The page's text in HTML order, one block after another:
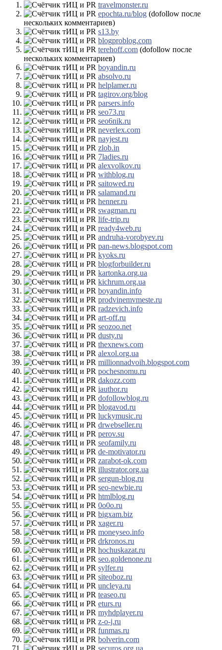
travelmonster.ru
epochta.ru/blog (dofollow после
нескольких комментариев)
s13.by
blogproblog.com
terehoff.com (dofollow после
нескольких комментариев)
boyandin.ru
absolvo.ru
helplamer.ru
tagirov.org/blog
parsers.info
seo73.ru
seo6nik.ru
neverlex.com
nayjest.ru
zlob.in
7ladies.ru
alexvolkov.ru
withblog.ru
saitowed.ru
salamand.ru
henner.ru
swagman.ru
life-trip.ru
ready4web.ru
andruha-vorobyev.ru
pan-news.blogspot.com
kyoks.ru
blogforbuilder.ru
kartonka.org.ua
kichrum.org.ua
boyandin.info
prodvinemvmeste.ru
radzevich.info
art-off.ru
seozoo.net
dusty.ru
thexnews.com
alexol.org.ua
millionnadvoih.blogspot.com
pochesnomu.ru
dakozz.com
iauthor.ru
dofollowblog.ru
blogavod.ru
luckymusic.ru
drwebseller.ru
perov.su
seofamily.ru
de-motivator.ru
zarabot-ok.com
illustrator.org.ua
sergun-blog.ru
seo-newbie.ru
htmlblog.ru
0o0o.ru
bigxam.biz
xager.ru
moneyseo.info
drkronos.ru
hochuskazat.ru
seo.goldenone.ru
sylfer.ru
siteoboz.ru
uncleya.ru
teaseo.ru
eturs.ru
myhdplayer.ru
z-o-j.ru
funmas.ru
bolverin.com